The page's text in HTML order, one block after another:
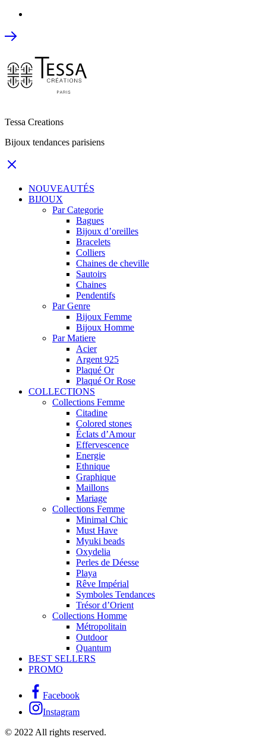
Tessa Creations
Bijoux tendances parisiens
NOUVEAUTÉS
BIJOUX
Par Categorie
Bagues
Bijoux d’oreilles
Bracelets
Colliers
Chaines de cheville
Sautoirs
Chaines
Pendentifs
Par Genre
Bijoux Femme
Bijoux Homme
Par Matiere
Acier
Argent 925
Plaqué Or
Plaqué Or Rose
COLLECTIONS
Collections Femme
Citadine
Colored stones
Éclats d’Amour
Effervescence
Energie
Ethnique
Graphique
Maillons
Mariage
Collections Femme
Minimal Chic
Must Have
Myuki beads
Oxydelia
Perles de Déesse
Playa
Rêve Impérial
Symboles Tendances
Trésor d’Orient
Collections Homme
Métropolitain
Outdoor
Quantum
BEST SELLERS
PROMO
Facebook
Instagram
© 2022 All rights reserved.